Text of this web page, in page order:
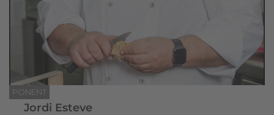
PONENT
Jordi Esteve